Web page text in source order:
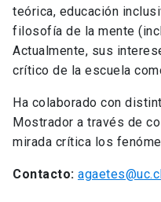
teórica, educación
filosofía de la mente
Actualmente, sus
crítico de la escuela
Ha colaborado con
Mostrador a través de
mirada crítica los
Contacto: